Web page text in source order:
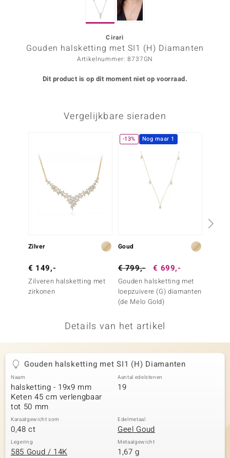
Designs
Cirari
Gouden halsketting met SI1 (H) Diamanten
Artikelnummer: 8737GN
Dit product is op dit moment niet op voorraad.
Vergelijkbare sieraden
Zilver
€ 149,-
Zilveren halsketting met
zirkonen
-13% Nog maar 1
Goud
€ 799,- € 699,-
Gouden halsketting met
loepzuivere (G) diamanten
(de Melo Gold)
Details van het artikel
Gouden halsketting met SI1 (H) Diamanten
Naam
halsketting - 19x9 mm
Keten 45 cm verlengbaar
tot 50 mm
Aantal edelstenen
19
Karaatgewicht som
0,48 ct
Edelmetaal
Geel Goud
Legering
585 Goud / 14K
Metaalgewicht
1,67 g